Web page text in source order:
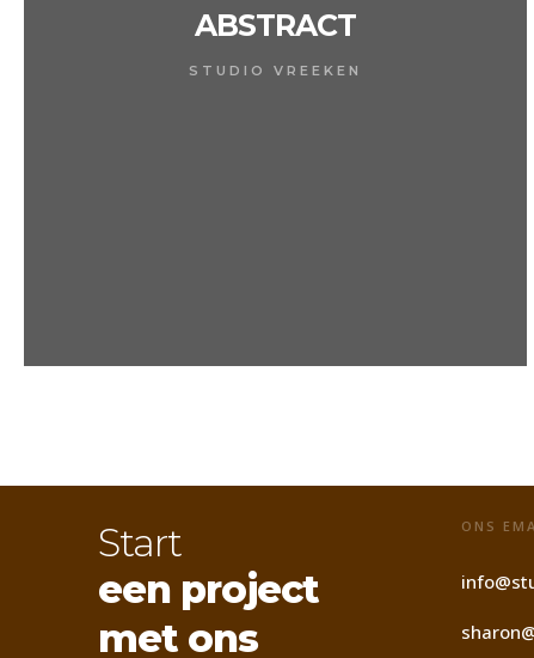
ABSTRACT
STUDIO VREEKEN
Start
een project
met ons
ONS